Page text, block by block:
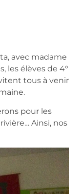
avec madame
les élèves de 4°
tous à venir
pour les
Ainsi, nos